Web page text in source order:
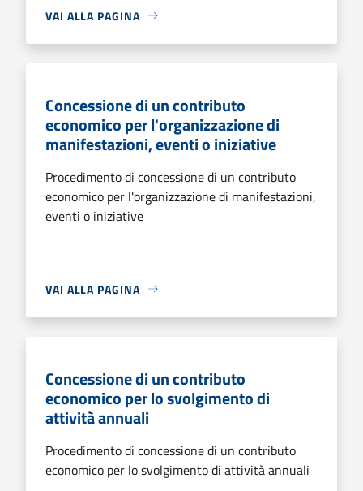
VAI ALLA PAGINA
Concessione di un contributo
economico per l'organizzazione di
manifestazioni, eventi o iniziative
Procedimento di concessione di un contributo
economico per l'organizzazione di manifestazioni,
eventi o iniziative
VAI ALLA PAGINA
Concessione di un contributo
economico per lo svolgimento di
attività annuali
Procedimento di concessione di un contributo
economico per lo svolgimento di attività annuali